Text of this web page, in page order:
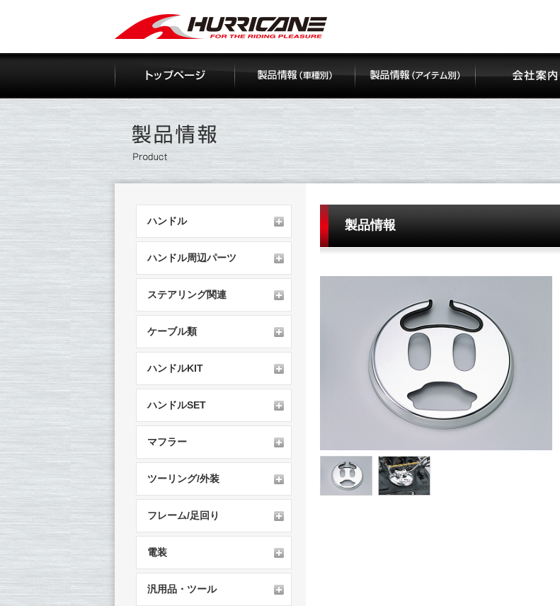
製品情報
ハンドル
ハンドル周辺パーツ
ステアリング関連
ケーブル類
ハンドルKIT
ハンドルSET
マフラー
ツーリング/外装
フレーム/足回り
電装
汎用品・ツール